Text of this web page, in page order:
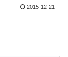
2015-12-21